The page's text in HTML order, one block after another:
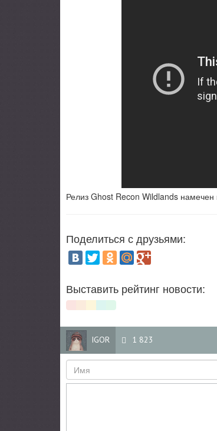
Релиз Ghost Recon Wildlands
Поделиться с друзьями:
Выставить рейтинг новости:
IGOR 1 823